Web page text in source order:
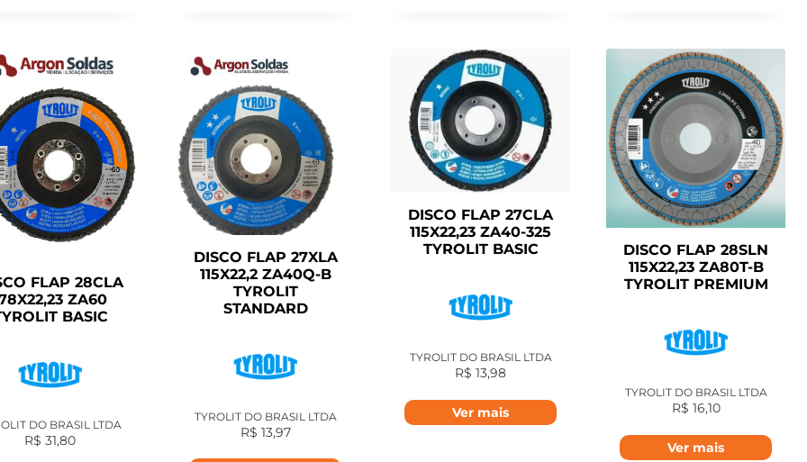
FLAP 28CLA
ZA60
BASIC
DO BRASIL LTDA
R$ 31,80
DISCO FLAP 27XLA
115X22,2 ZA40Q-B
TYROLIT
STANDARD
TYROLIT DO BRASIL LTDA
R$ 13,97
DISCO FLAP 27CLA
115X22,23 ZA40-325
TYROLIT BASIC
TYROLIT DO BRASIL LTDA
R$ 13,98
Ver mais
DISCO FLAP 28SLN
115X22,23 ZA80T-B
TYROLIT PREMIUM
TYROLIT DO BRASIL LTDA
R$ 16,10
Ver mais